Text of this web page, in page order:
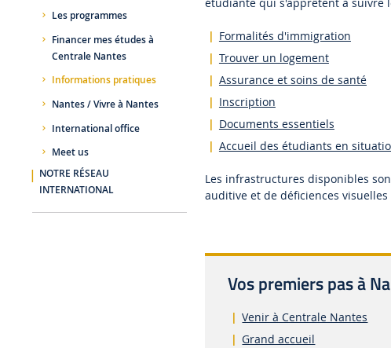
Les programmes
Financer mes études à
Centrale Nantes
Informations pratiques
Nantes / Vivre à Nantes
International office
Meet us
NOTRE RÉSEAU
INTERNATIONAL
Formalités d'immigration
Trouver un logement
Assurance et soins de santé
Inscription
Documents essentiels
Accueil des étudiants en
Les infrastructures disponibles
auditive et de déficiences visuelles
Vos premiers pas à
Venir à Centrale Nantes
Grand accueil